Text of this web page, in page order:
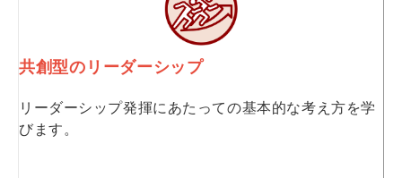
共創型のリーダーシップ
リーダーシップ発揮にあたっての基本的な考え方を学
びます。